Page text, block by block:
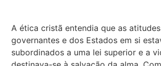
A ética cristã entendia que as
governantes e dos Estados em si
subordinados a uma lei superior e a